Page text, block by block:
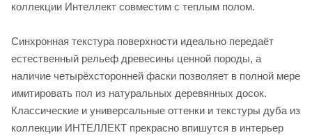
коллекции Интеллект совместим с теплым полом.
Синхронная текстура поверхности идеально передаёт
естественный рельеф древесины ценной породы, а
наличие четырёхсторонней фаски позволяет в полной мере
имитировать пол из натуральных деревянных досок.
Классические и универсальные оттенки и текстуры дуба из
коллекции ИНТЕЛЛЕКТ прекрасно впишутся в интерьер